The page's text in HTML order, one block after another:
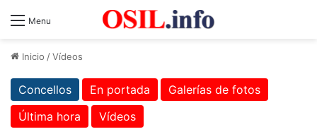
Menu
Inicio /Vídeos
Concellos En portada
Galerías de fotos
Última hora
Vídeos